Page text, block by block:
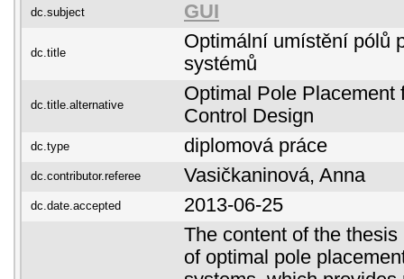
dc.subject GUI
dc.title
Optimální umístění pólů
systémů
dc.title.alternative
Optimal Pole Placement
Control Design
dc.type diplomová práce
dc.contributor.referee Vasičkaninová, Anna
dc.date.accepted 2013-06-25
The content of the
of optimal pole